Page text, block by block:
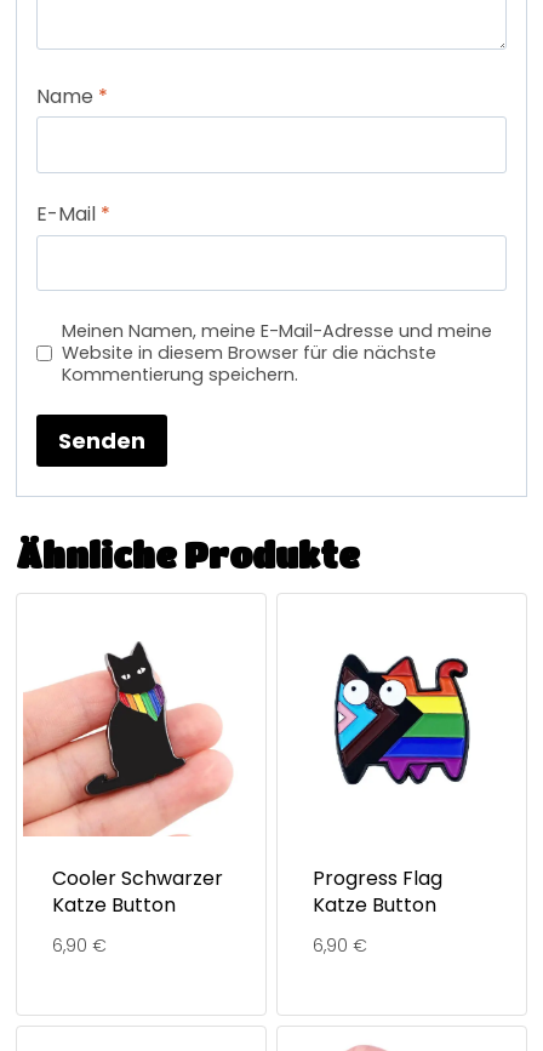
Name *
E-Mail *
Meinen Namen, meine E-Mail-Adresse und meine
Website in diesem Browser für die nächste
Kommentierung speichern.
Ähnliche Produkte
Cooler Schwarzer
Katze Button
6,90 €
Progress Flag
Katze Button
6,90 €